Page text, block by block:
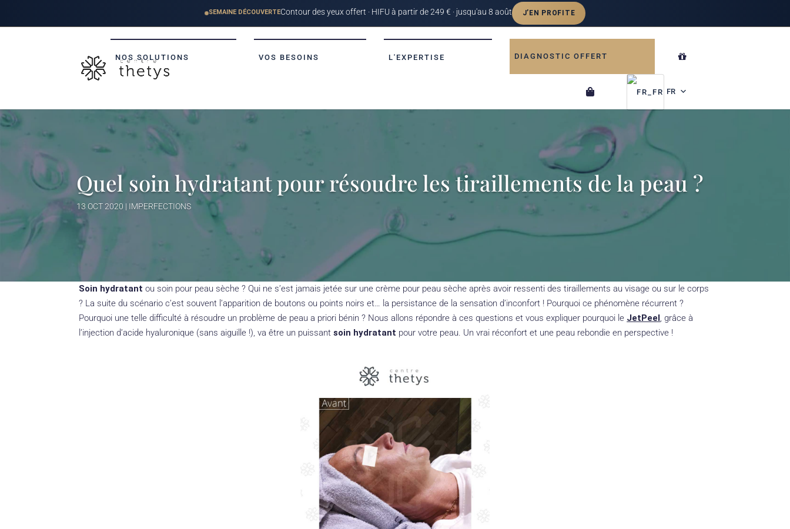
NOS SOLUTIONS VOS BESOINS L'EXPERTISE DIAGNOSTIC OFFERT
FR
Quel soin hydratant pour résoudre les tiraillements de la peau ?
13 OCT 2020 | IMPERFECTIONS
Soin hydratant ou soin pour peau sèche ? Qui ne s’est jamais jetée sur une crème pour peau sèche après avoir ressenti des tiraillements au visage ou sur le corps
? La suite du scénario c’est souvent l’apparition de boutons ou points noirs et… la persistance de la sensation d’inconfort ! Pourquoi ce phénomène récurrent ?
Pourquoi une telle difficulté à résoudre un problème de peau a priori bénin ? Nous allons répondre à ces questions et vous expliquer pourquoi le JetPeel, grâce à
l’injection d’acide hyaluronique (sans aiguille !), va être un puissantsoin hydratant pour votre peau. Un vrai réconfort et une peau rebondie en perspective !